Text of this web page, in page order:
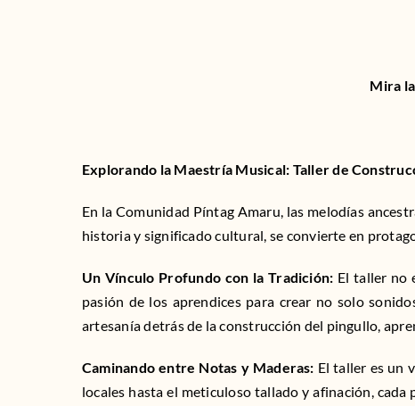
Mira
Explorando la Maestría Musical: Taller de
En la Comunidad Píntag Amaru, las melodías
historia y significado cultural, se convierte en
Un Vínculo Profundo con la Tradición: El taller no
pasión de los aprendices para crear no solo
artesanía detrás de la construcción del pingullo,
Caminando entre Notas y Maderas: El taller es un
locales hasta el meticuloso tallado y afinación, cada